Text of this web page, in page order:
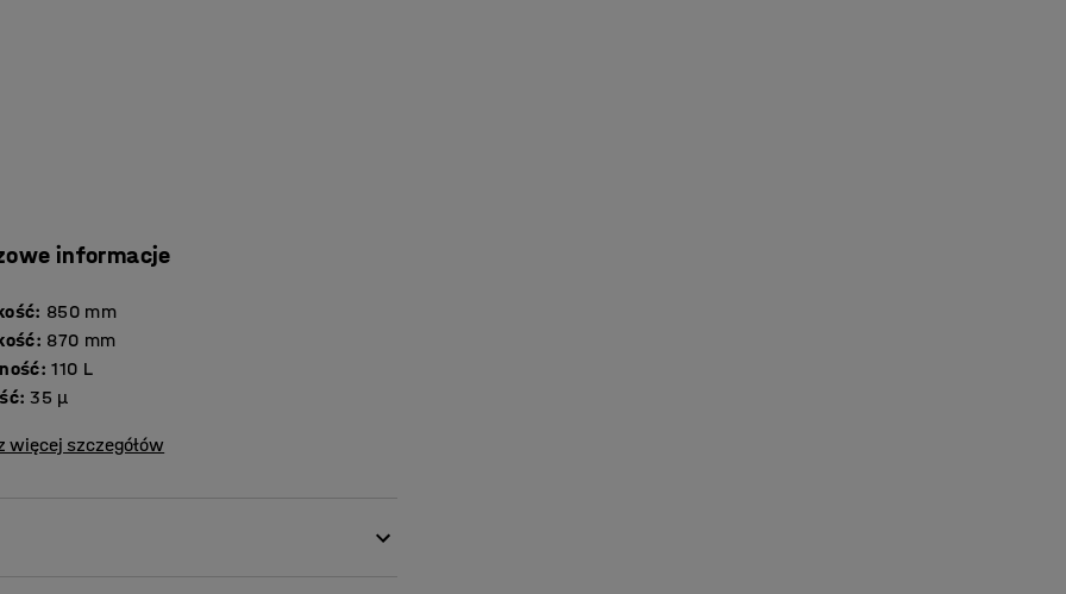
informacje
: 850 mm
: 870 mm
: 110 L
: 35 μ
więcej szczegółów